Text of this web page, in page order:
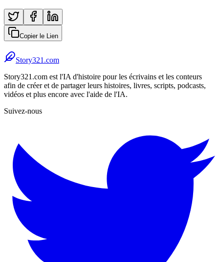
Copier le Lien
Story321.com
Story321.com est l'IA d'histoire pour les écrivains et les conteurs
afin de créer et de partager leurs histoires, livres, scripts, podcasts,
vidéos et plus encore avec l'aide de l'IA.
Suivez-nous